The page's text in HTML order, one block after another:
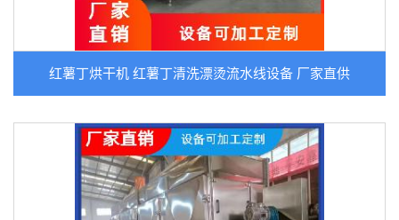
红薯丁烘干机 红薯丁清洗漂烫流水线设备 厂家直供